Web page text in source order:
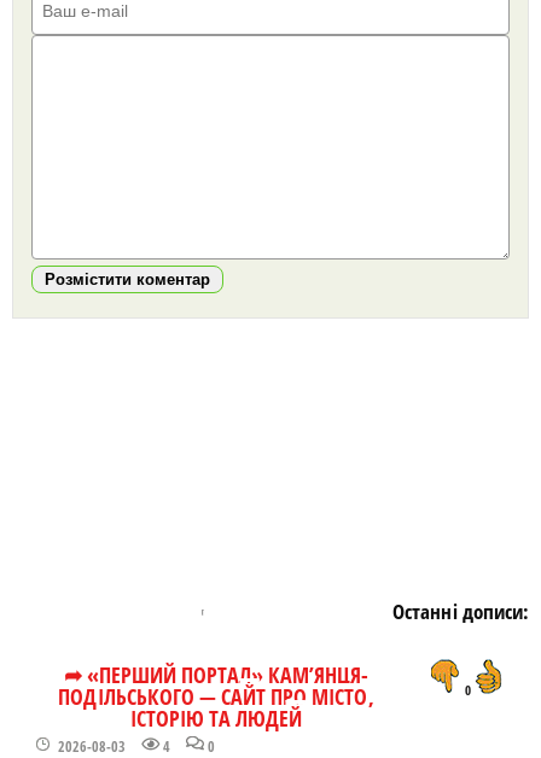
Розмістити коментар
Останні дописи:
➦ «ПЕРШИЙ ПОРТАЛ» КАМ’ЯНЦЯ-
ПОДІЛЬСЬКОГО — САЙТ ПРО МІСТО,
ІСТОРІЮ ТА ЛЮДЕЙ
2026-08-03 4 0
0